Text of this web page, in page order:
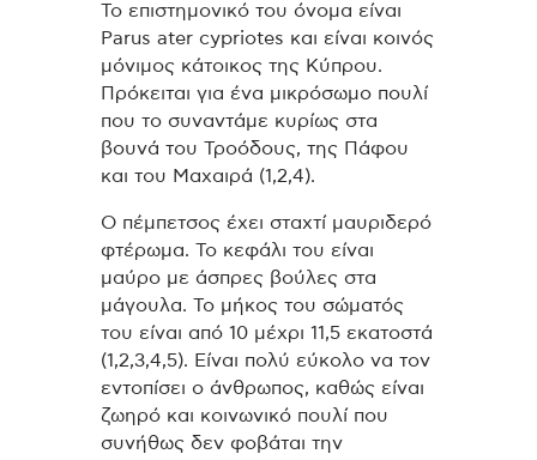
Το επιστημονικό του όνομα είναι
Parus ater cypriotes και είναι κοινός
μόνιμος κάτοικος της Κύπρου.
Πρόκειται για ένα μικρόσωμο πουλί
που το συναντάμε κυρίως στα
βουνά του Τροόδους, της Πάφου
και του Μαχαιρά (1,2,4).
Ο πέμπετσος έχει σταχτί μαυριδερό
φτέρωμα. Το κεφάλι του είναι
μαύρο με άσπρες βούλες στα
μάγουλα. Το μήκος του σώματός
του είναι από 10 μέχρι 11,5 εκατοστά
(1,2,3,4,5). Είναι πολύ εύκολο να τον
εντοπίσει ο άνθρωπος, καθώς είναι
ζωηρό και κοινωνικό πουλί που
συνήθως δεν φοβάται την